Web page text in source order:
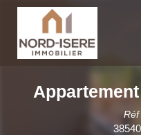
Réf